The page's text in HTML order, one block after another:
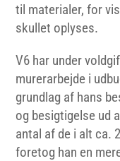
til materialer, for
skullet oplyses.
V6 har under
murerarbejde i
grundlag af hans
og besigtigelse ud
antal af de i alt ca.
foretog han en